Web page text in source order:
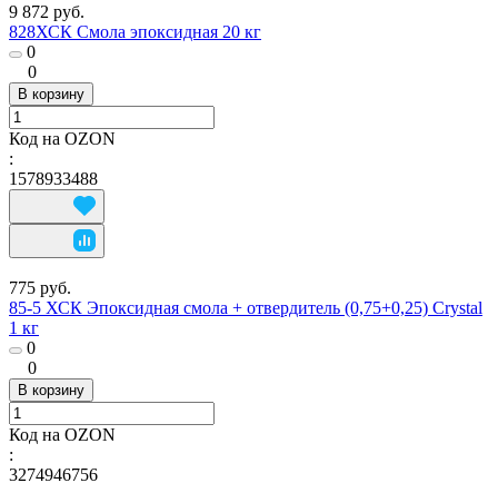
9 872 руб.
828ХСК Смола эпоксидная 20 кг
0
0
В корзину
Код на OZON
:
1578933488
775 руб.
85-5 ХСК Эпоксидная смола + отвердитель (0,75+0,25) Crystal
1 кг
0
0
В корзину
Код на OZON
:
3274946756